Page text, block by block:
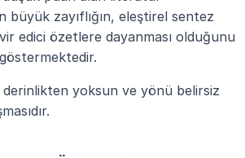
büyük zayıflığın, eleştirel sentez
edici özetlere dayanması olduğunu
yoksun ve yönü belirsiz